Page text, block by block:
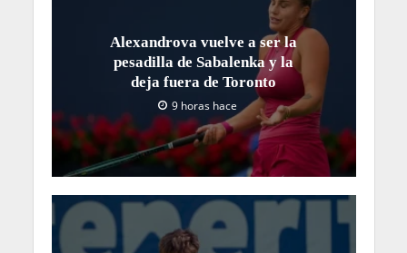
Alexandrova vuelve a ser la
pesadilla de Sabalenka y la
deja fuera de Toronto
9 horas hace